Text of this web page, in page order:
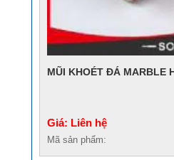
MŨI KHOÉT ĐÁ MARBLE
Giá: Liên hệ
Mã sản phẩm: